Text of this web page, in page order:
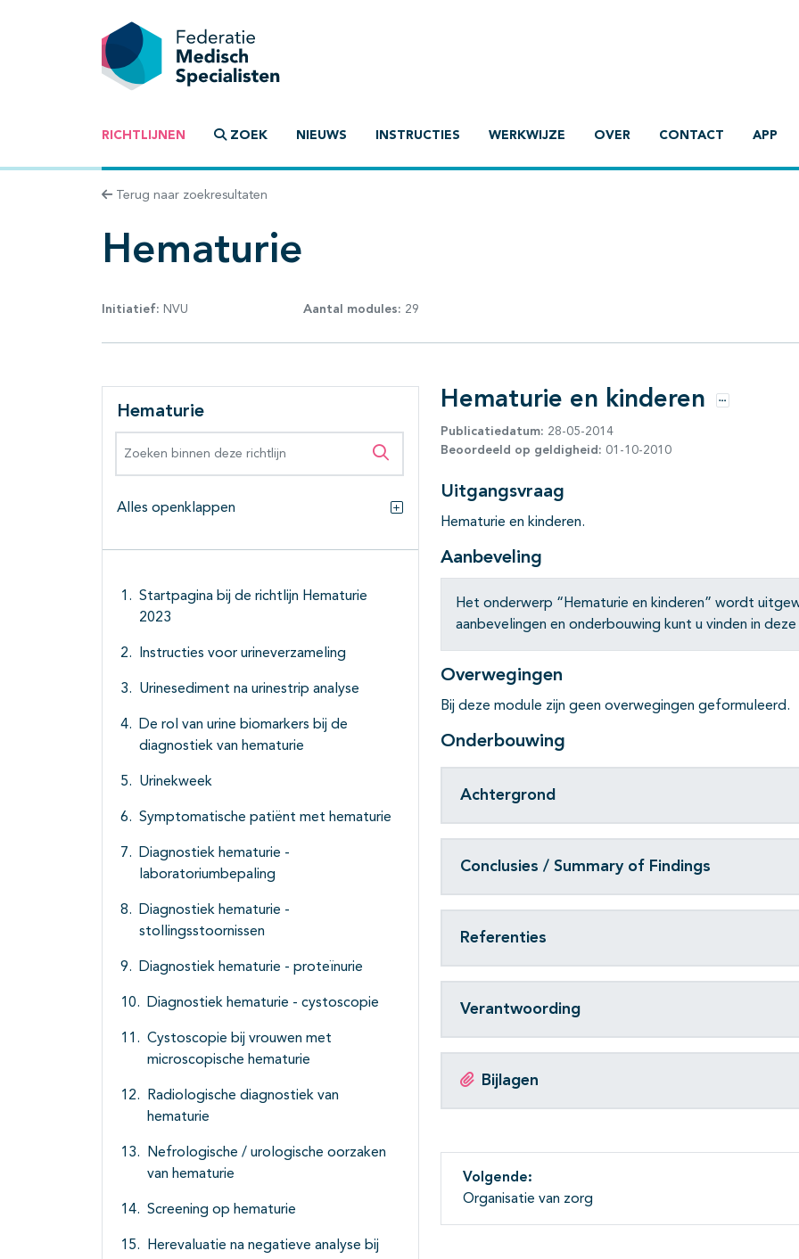
RICHTLIJNEN ZOEK NIEUWS INSTRUCTIES WERKWIJZE OVER CONTACT APP
Terug naar zoekresultaten
Hematurie
Initiatief: NVU Aantal modules: 29
Hematurie
Zoeken binnen deze richtlijn
Alles openklappen
Alles openklappen
Startpagina bij de richtlijn Hematurie
2023
Instructies voor urineverzameling
Urinesediment na urinestrip analyse
De rol van urine biomarkers bij de
diagnostiek van hematurie
Urinekweek
Symptomatische patiënt met hematurie
Diagnostiek hematurie -
laboratoriumbepaling
Diagnostiek hematurie -
stollingsstoornissen
Diagnostiek hematurie - proteïnurie
Diagnostiek hematurie - cystoscopie
Cystoscopie bij vrouwen met
microscopische hematurie
Radiologische diagnostiek van
hematurie
Nefrologische / urologische oorzaken
van hematurie
Screening op hematurie
Herevaluatie na negatieve analyse bij
Hematurie en kinderen Opties
Publicatiedatum: 28-05-2014
Beoordeeld op geldigheid: 01-10-2010
Uitgangsvraag
Hematurie en kinderen.
Aanbeveling
Het onderwerp “Hematurie en kinderen” wordt
aanbevelingen en onderbouwing kunt u vinden in
Overwegingen
Bij deze module zijn geen overwegingen geformuleerd.
Onderbouwing
Achtergrond
Conclusies / Summary of Findings
Referenties
Verantwoording
Bijlagen
Volgende:
Organisatie van zorg